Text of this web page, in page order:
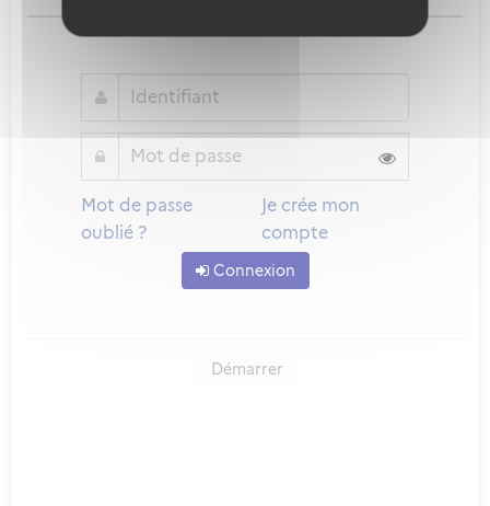
Mot de passe
oublié ?
Je crée mon
compte
Connexion
Démarrer